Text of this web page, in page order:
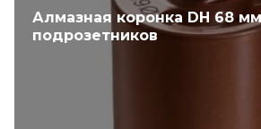
Алмазная коронка DH 68
подрозетников